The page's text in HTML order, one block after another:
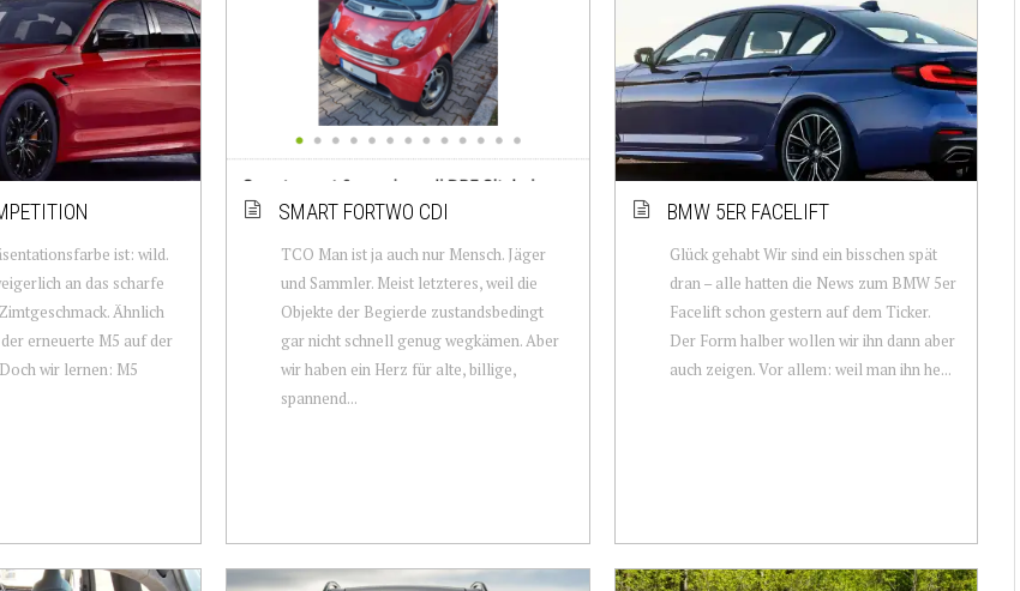
ist: wild.
an das scharfe
Ähnlich
erneuerte M5 auf der
wir lernen: M5
SMART FORTWO CDI
TCO Man ist ja auch nur Mensch. Jäger
und Sammler. Meist letzteres, weil die
Objekte der Begierde zustandsbedingt
gar nicht schnell genug wegkämen. Aber
wir haben ein Herz für alte, billige,
spannend...
BMW 5ER FACELIFT
Glück gehabt Wir sind ein bisschen spät
dran – alle hatten die News zum BMW 5er
Facelift schon gestern auf dem Ticker.
Der Form halber wollen wir ihn dann aber
auch zeigen. Vor allem: weil man ihn he...